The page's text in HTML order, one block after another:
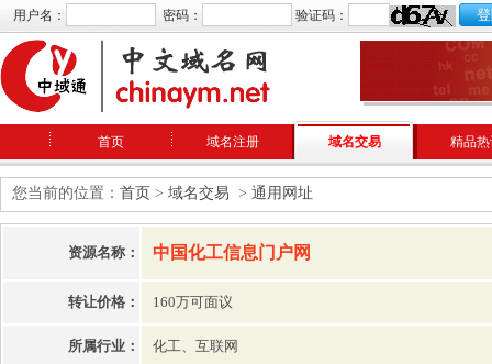
用户名： 密码： 验证码：
首页 域名注册 域名交易 精品
您当前的位置： 首页 > 域名交易 > 通用网址
资源名称： 中国化工信息门户网
转让价格： 160万可面议
所属行业： 化工、互联网